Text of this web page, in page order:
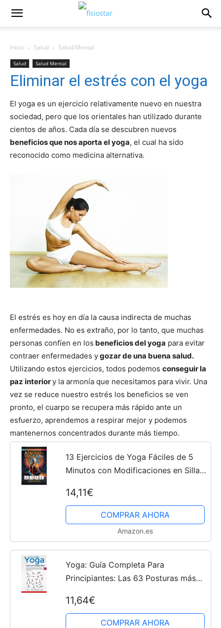
Inicio Salud Salud Mental
Salud Salud Mental
Eliminar el estrés con el yoga
El yoga es un ejercicio relativamente nuevo en nuestra
sociedad, pero que los orientales han utilizado durante
cientos de años. Cada dí­a se descubren nuevos
beneficios que nos aporta el yoga, el cual ha sido
reconocido como medicina alternativa.
El estrés es hoy en dí­a la causa indirecta de muchas
enfermedades. No es extraño, por lo tanto, que muchas
personas confí­en en los beneficios del yoga para evitar
contraer enfermedades ygozar de una buena salud.
Utilizando estos ejercicios, todos podemos conseguir la
paz interiory la armoní­a que necesitamos para vivir. Una
vez se reduce nuestro estrés los beneficios se ven
pronto, el cuarpo se recupera más rápido ante un
esfuerzo, aprendemos a respirar mejor y podemos
mantenernos concentrados durante más tiempo.
13 Ejercicios de Yoga Fáciles de 5
Minutos con Modificaciones en Silla
estrés y mejora la calidad del sueño,
la ... agudiza...
14,11€
COMPRAR AHORA
Amazon.es
Yoga: Guía Completa Para
Principiantes: Las 63 Posturas más
Eliminar el Estrés y Hallar la Paz
Interior
11,64€
COMPRAR AHORA